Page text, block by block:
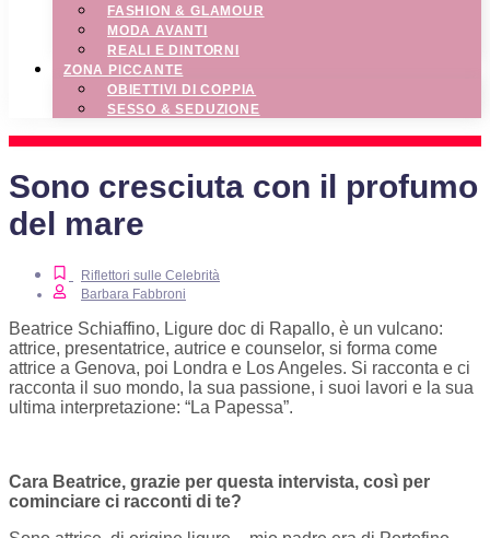
FASHION & GLAMOUR
MODA AVANTI
REALI E DINTORNI
ZONA PICCANTE
OBIETTIVI DI COPPIA
SESSO & SEDUZIONE
Sono cresciuta con il profumo
del mare
Riflettori sulle Celebrità
Barbara Fabbroni
Beatrice Schiaffino, Ligure doc di Rapallo, è un vulcano:
attrice, presentatrice, autrice e counselor, si forma come
attrice a Genova, poi Londra e Los Angeles. Si racconta e ci
racconta il suo mondo, la sua passione, i suoi lavori e la sua
ultima interpretazione: “La Papessa”.
Cara Beatrice, grazie per questa intervista, così per
cominciare ci racconti di te?